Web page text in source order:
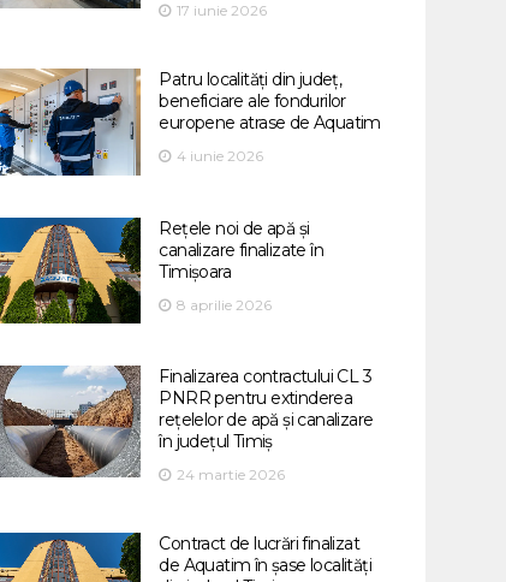
17 iunie 2026
Patru localități din județ,
beneficiare ale fondurilor
europene atrase de Aquatim
4 iunie 2026
Rețele noi de apă și
canalizare finalizate în
Timișoara
8 aprilie 2026
Finalizarea contractului CL 3
PNRR pentru extinderea
rețelelor de apă și canalizare
în județul Timiș
24 martie 2026
Contract de lucrări finalizat
de Aquatim în șase localități